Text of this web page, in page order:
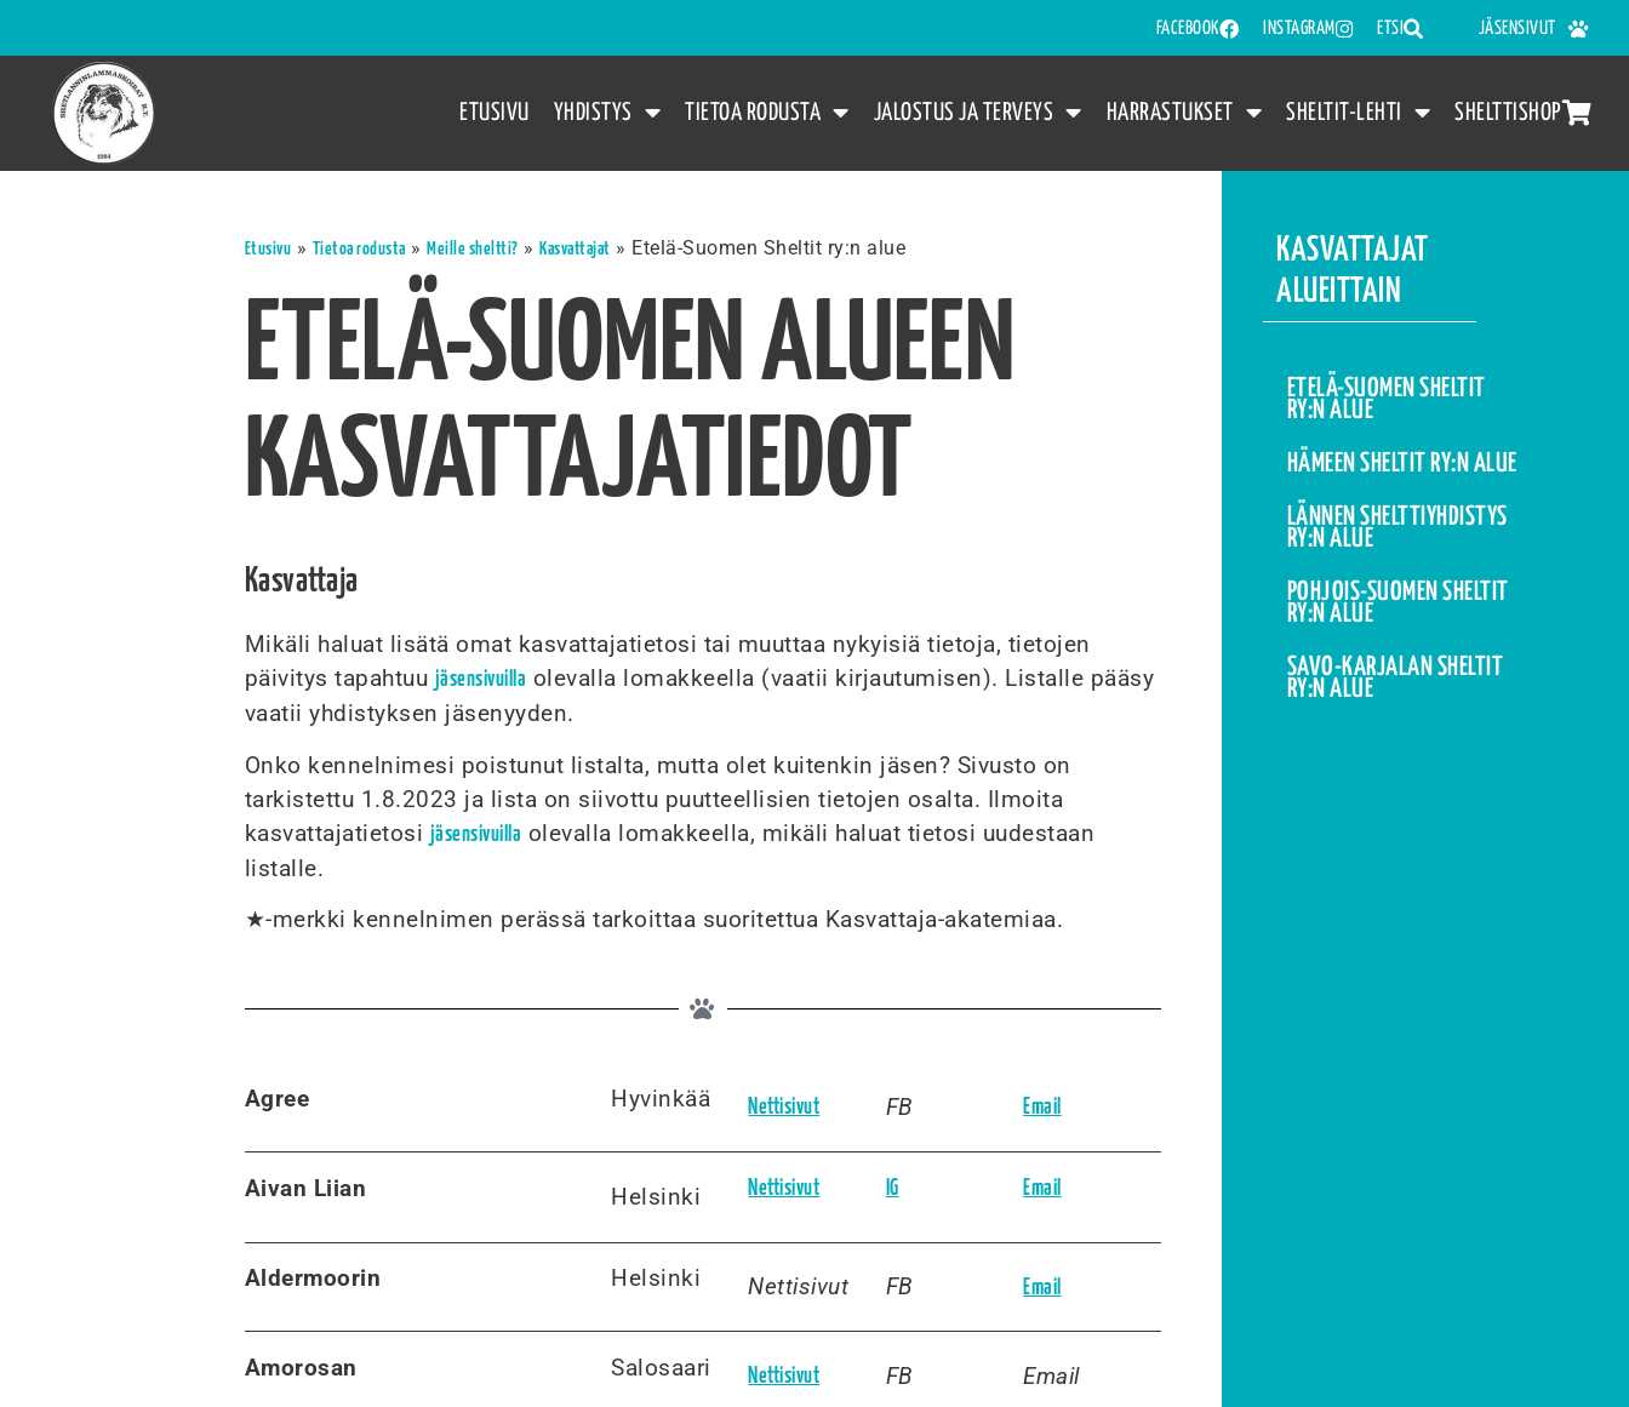
FACEBOOK INSTAGRAM ETSI JÄSENSIVUT
ETUSIVU YHDISTYS TIETOA RODUSTA JALOSTUS JA TERVEYS HARRASTUKSET SHELTIT-LEHTI SHELTTISHOP
Etusivu » Tietoa rodusta »Meille sheltti? »Kasvattajat » Etelä-Suomen Sheltit ry:n alue
ETELÄ-SUOMEN ALUEEN
KASVATTAJATIEDOT
Kasvattaja
Mikäli haluat lisätä omat kasvattajatietosi tai muuttaa nykyisiä tietoja, tietojen
päivitys tapahtuu jäsensivuilla olevalla lomakkeella (vaatii kirjautumisen). Listalle pääsy
vaatii yhdistyksen jäsenyyden.
Onko kennelnimesi poistunut listalta, mutta olet kuitenkin jäsen? Sivusto on
tarkistettu 1.8.2023 ja lista on siivottu puutteellisien tietojen osalta. Ilmoita
kasvattajatietosi jäsensivuilla olevalla lomakkeella, mikäli haluat tietosi uudestaan
listalle.
★-merkki kennelnimen perässä tarkoittaa suoritettua Kasvattaja-akatemiaa.
Agree Hyvinkää Nettisivut FB Email
Aivan Liian Helsinki Nettisivut IG Email
Aldermoorin Helsinki Nettisivut FB Email
Amorosan Salosaari Nettisivut FB Email
KASVATTAJAT
ALUEITTAIN
ETELÄ-SUOMEN SHELTIT
RY:N ALUE
HÄMEEN SHELTIT RY:N ALUE
LÄNNEN SHELTTIYHDISTYS
RY:N ALUE
POHJOIS-SUOMEN SHELTIT
RY:N ALUE
SAVO-KARJALAN SHELTIT
RY:N ALUE